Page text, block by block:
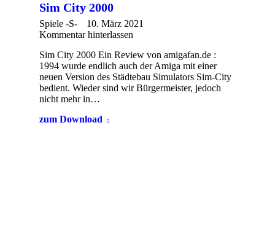
Sim City 2000
Spiele -S-
10. März 2021
Kommentar hinterlassen
Sim City 2000 Ein Review von amigafan.de :
1994 wurde endlich auch der Amiga mit einer
neuen Version des Städtebau Simulators Sim-City
bedient. Wieder sind wir Bürgermeister, jedoch
nicht mehr in…
zum Download